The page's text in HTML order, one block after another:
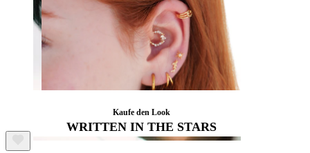
Kaufe den Look
WRITTEN IN THE STARS